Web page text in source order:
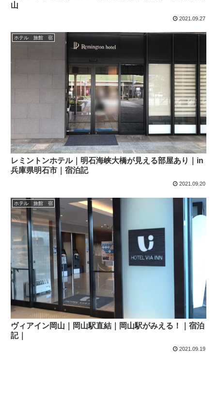
山
2021.09.27
ホテル 旅館 宿
レミントンホテル｜明石海峡大橋が見える部屋あり｜in
兵庫県明石市｜宿泊記
2021.09.20
ホテル 旅館 宿
ヴィアイン岡山｜岡山駅直結｜岡山駅がみえる！｜宿泊
記｜
2021.09.19